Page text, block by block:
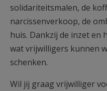
solidariteitsmalen, de
narcissenverkoop, de
huis. Dankzij de inzet en
wat vrijwilligers kunnen
schenken.
Wil jij graag vrijwilliger